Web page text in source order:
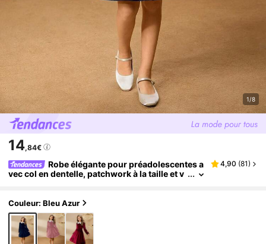
1/8
14,84€
Robe élégante pour préadolescentes a
vec col en dentelle, patchwork à la taille et v
4,90 (81)
Couleur: Bleu Azur